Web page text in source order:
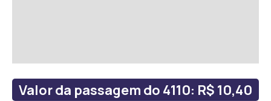
Valor da passagem do 4110: R$ 10,40